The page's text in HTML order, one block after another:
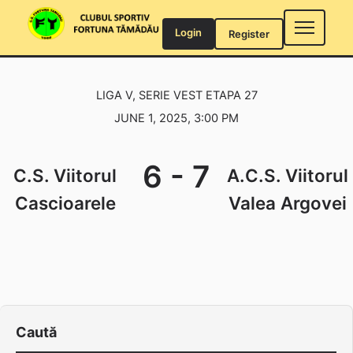
Login Register
LIGA V, SERIE VEST ETAPA 27
JUNE 1, 2025, 3:00 PM
C.S. Viitorul
Cascioarele
6 - 7
A.C.S. Viitorul
Valea Argovei
Caută